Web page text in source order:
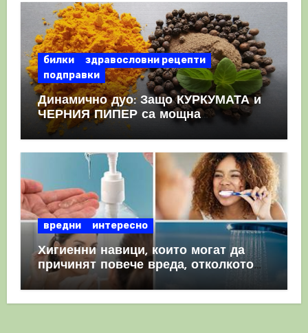
билки
здравословни рецепти
подправки
Динамично дуо: Защо КУРКУМАТА и
ЧЕРНИЯ ПИПЕР са мощна
комбинация
вредни интересно
Хигиенни навици, които могат да
причинят повече вреда, отколкото
полза